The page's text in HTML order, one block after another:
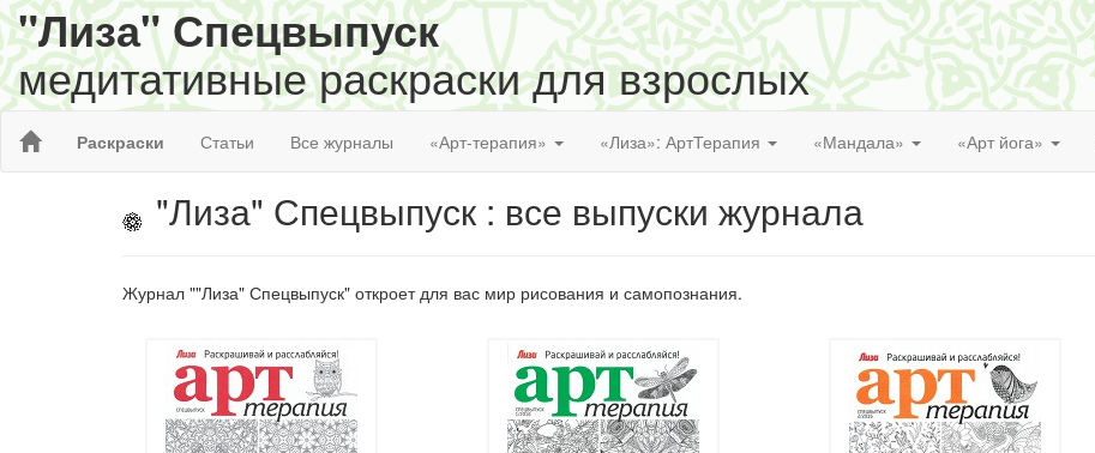
"Лиза" Спецвыпуск
медитативные раскраски для взрослых
Раскраски Статьи Все журналы «Арт-терапия» «Лиза»: АртТерапия «Мандала» «Арт йога»
"Лиза" Спецвыпуск : все выпуски журнала
Журнал ""Лиза" Спецвыпуск" откроет для вас мир рисования и самопознания.